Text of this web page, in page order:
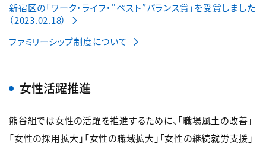
新宿区の「ワーク・ライフ・“ベスト”バランス賞」を受賞しました
（2023.02.18）
ファミリーシップ制度について
女性活躍推進
熊谷組では女性の活躍を推進するために、「職場風土の改善」
「女性の採用拡大」「女性の職域拡大」「女性の継続就労支援」